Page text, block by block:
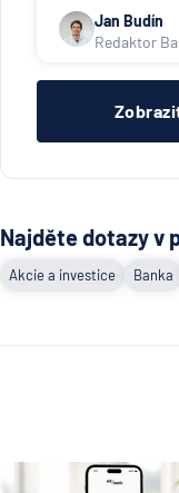
Jan Budín
Redaktor
Najděte dotazy v
Akcie a investice Banka